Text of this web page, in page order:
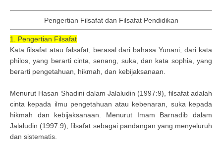
Pengertian Filsafat dan Filsafat Pendidikan
1. Pengertian Filsafat
Kata filsafat atau falsafat, berasal dari bahasa Yunani, dari kata
philos, yang berarti cinta, senang, suka, dan kata sophia, yang
berarti pengetahuan, hikmah, dan kebijaksanaan.
Menurut Hasan Shadini dalam Jalaludin (1997:9), filsafat adalah
cinta kepada ilmu pengetahuan atau kebenaran, suka kepada
hikmah dan kebijaksanaan. Menurut Imam Barnadib dalam
Jalaludin (1997:9), filsafat sebagai pandangan yang menyeluruh
dan sistematis.